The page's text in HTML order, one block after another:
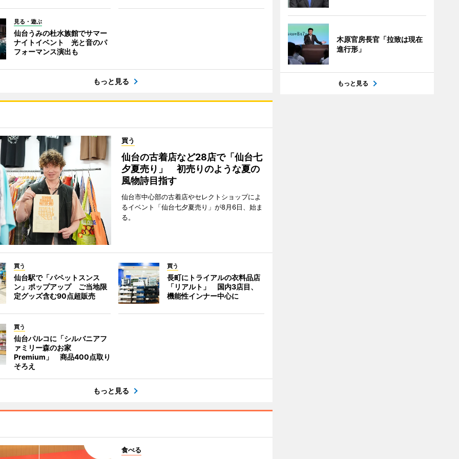
見る・遊ぶ
仙台うみの杜水族館でサマー
ナイトイベント 光と音のパ
フォーマンス演出も
もっと見る
買う
仙台の古着店など28店で「仙台七
夕夏売り」 初売りのような夏の
風物詩目指す
仙台市中心部の古着店やセレクトショップによ
るイベント「仙台七夕夏売り」が8月6日、始ま
る。
買う
仙台駅で「パペットスンス
ン」ポップアップ ご当地限
定グッズ含む90点超販売
買う
長町にトライアルの衣料品店
「リアルト」 国内3店目、
機能性インナー中心に
買う
仙台パルコに「シルバニアフ
ァミリー森のお家
Premium」 商品400点取り
そろえ
もっと見る
食べる
木原官房長官「拉致は現在
進行形」
もっと見る